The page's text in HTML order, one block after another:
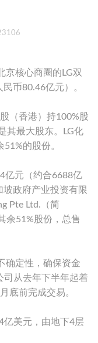
京核心商圈的LG双
币80.46亿元）。
（香港）持100%股
其最大股东。LG化
的股份。
亿元（约合6688亿
政府产业投资有限
Pte Ltd.（简
余51%股份，总售
确定性，确保资金
司从去年下半年起着
底前完成交易。
亿美元，由地下4层